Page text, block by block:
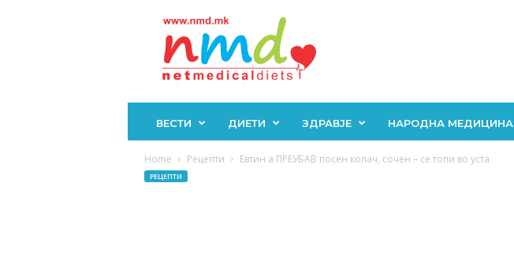
ВЕСТИ ДИЕТИ ЗДРАВЈЕ НАРОДНА МЕДИЦИНА
Home Рецепти Евтин а ПРЕУБАВ посен колач, сочен – се топи во уста
РЕЦЕПТИ